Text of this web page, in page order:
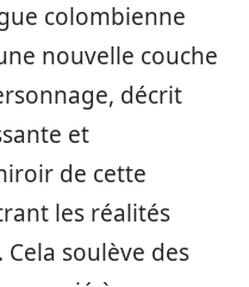
colombienne
nouvelle couche
décrit
et
de cette
les réalités
soulève des